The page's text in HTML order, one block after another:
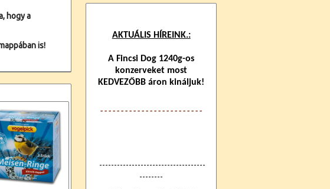
hogy a
is!
AKTUÁLIS HÍREINK.:
A Fincsi Dog 1240g-os
konzerveket most
KEDVEZŐBB áron kináljuk!
- - - - - - - - - - - - -- - - - - - - - - - - -
------------------------------------
--------